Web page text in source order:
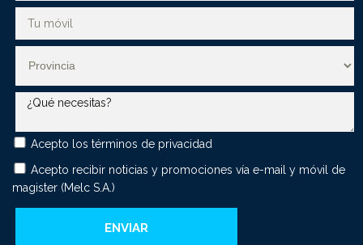
Acepto los términos de privacidad
Acepto recibir noticias y promociones vía e-mail y móvil de
magister (Melc S.A.)